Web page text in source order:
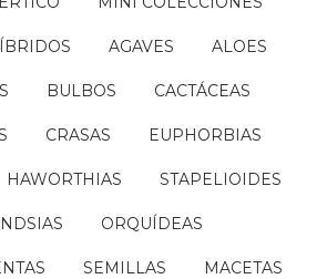
AGAVES ALOES
BULBOS CACTÁCEAS
CRASAS EUPHORBIAS
HAWORTHIAS STAPELIOIDES
ORQUÍDEAS
SEMILLAS MACETAS